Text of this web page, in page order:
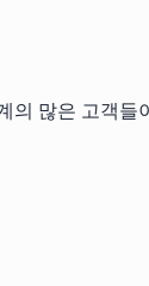
의 많은 고객들